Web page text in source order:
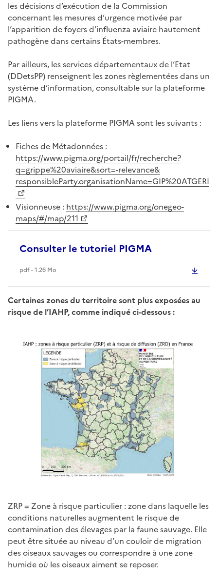
les décisions d’exécution de la Commission
concernant les mesures d’urgence motivée par
l’apparition de foyers d’influenza aviaire hautement
pathogène dans certains États-membres.
Par ailleurs, les services départementaux de l’Etat
(DDetsPP) renseignent les zones règlementées dans un
système d’information, consultable sur la plateforme
PIGMA.
Les liens vers la plateforme PIGMA sont les suivants :
Fiches de Métadonnées :
https://www.pigma.org/portail/fr/recherche?
q=grippe%20aviaire&sort=-relevance&
responsibleParty.organisationName=GIP%20ATGERI
Visionneuse : https://www.pigma.org/onegeo-
maps/#/map/211
Consulter le tutoriel PIGMA
pdf - 1.26 Mo
Certaines zones du territoire sont plus exposées au
risque de l’IAHP, comme indiqué ci-dessous :
ZRP = Zone à risque particulier : zone dans laquelle les
conditions naturelles augmentent le risque de
contamination des élevages par la faune sauvage. Elle
peut être située au niveau d’un couloir de migration
des oiseaux sauvages ou correspondre à une zone
humide où les oiseaux aiment se reposer.